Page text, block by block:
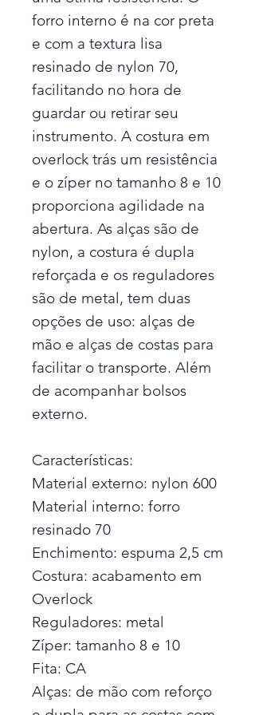
forro interno é na cor preta
e com a textura lisa
resinado de nylon 70,
facilitando no hora de
guardar ou retirar seu
instrumento. A costura em
overlock trás um resistência
e o zíper no tamanho 8 e 10
proporciona agilidade na
abertura. As alças são de
nylon, a costura é dupla
reforçada e os reguladores
são de metal, tem duas
opções de uso: alças de
mão e alças de costas para
facilitar o transporte. Além
de acompanhar bolsos
externo.
Características:
Material externo: nylon 600
Material interno: forro
resinado 70
Enchimento: espuma 2,5 cm
Costura: acabamento em
Overlock
Reguladores: metal
Zíper: tamanho 8 e 10
Fita: CA
Alças: de mão com reforço